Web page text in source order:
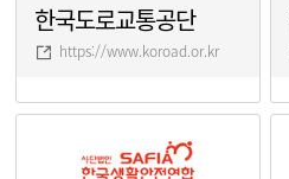
한국도로교통공단
https://www.koroad.or.kr